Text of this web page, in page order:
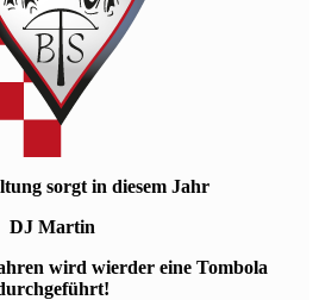
sorgt in diesem Jahr
DJ Martin
wird wierder eine Tombola